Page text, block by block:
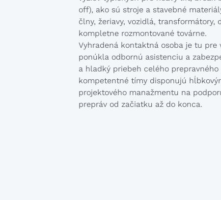
off), ako sú stroje a stavebné
člny, žeriavy, vozidlá, transformátory,
kompletne rozmontované továrne.
Vyhradená kontaktná osoba je tu pre
ponúkla odbornú asistenciu a
a hladký priebeh celého prepravného
kompetentné tímy disponujú
projektového manažmentu na
prepráv od začiatku až do konca.